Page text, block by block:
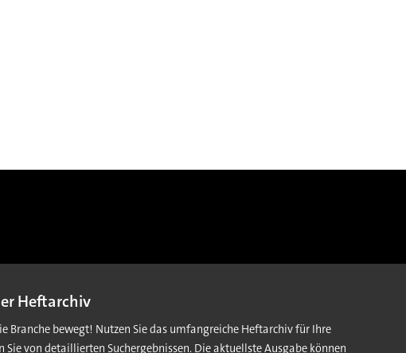
Heftarchiv
Branche bewegt! Nutzen Sie das umfangreiche Heftarchiv für Ihre
Sie von detaillierten Suchergebnissen. Die aktuellste Ausgabe können